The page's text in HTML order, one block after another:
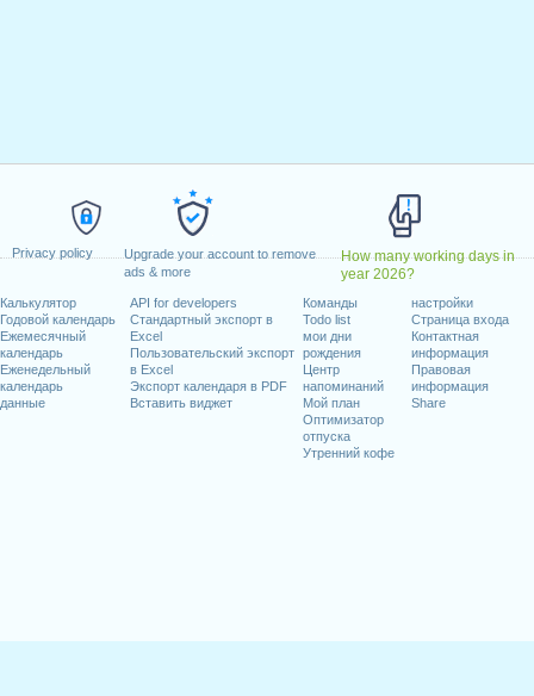
Privacy policy
Upgrade your account to remove
ads & more
How many working days in
year 2026?
Калькулятор
Годовой календарь
Ежемесячный
календарь
Еженедельный
календарь
данные
API for developers
Стандартный экспорт в
Excel
Пользовательский экспорт
в Excel
Экспорт календаря в PDF
Вставить виджет
Команды
Todo list
мои дни
рождения
Центр
напоминаний
Мой план
Оптимизатор
отпуска
Утренний кофе
настройки
Страница входа
Контактная
информация
Правовая
информация
Share
27, 2024
: среда, июнь 19, 2024
4, 2024
2, 2024
14, 2024
28, 2024
2024